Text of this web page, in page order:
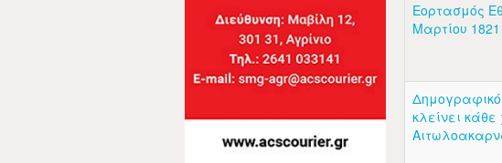
Εορτασμός
Μαρτίου
κλείνει